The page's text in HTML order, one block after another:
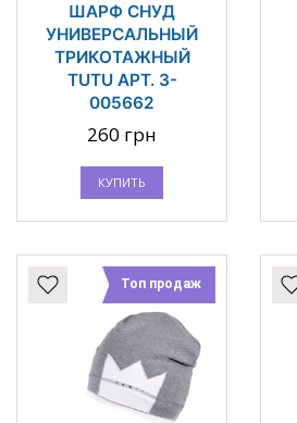
ШАРФ СНУД
УНИВЕРСАЛЬНЫЙ
ТРИКОТАЖНЫЙ
TUTU АРТ. 3-
005662
260 грн
КУПИТЬ
Топ продаж